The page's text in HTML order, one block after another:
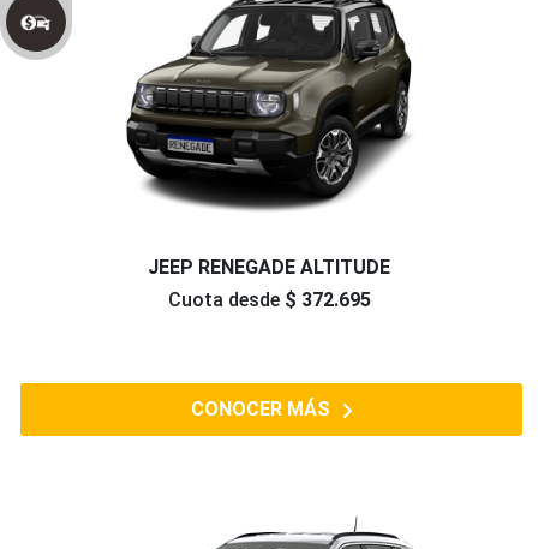
JEEP RENEGADE ALTITUDE
Cuota desde $ 372.695
CONOCER MÁS